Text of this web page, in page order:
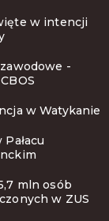
w intencji
-
w Watykanie
mln osób
w ZUS